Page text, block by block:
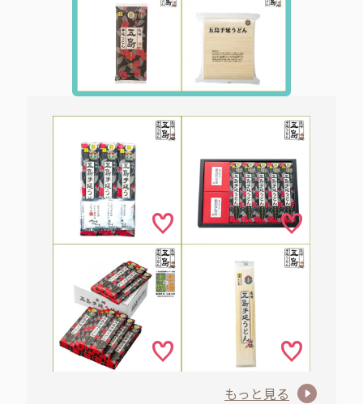
もっと見る